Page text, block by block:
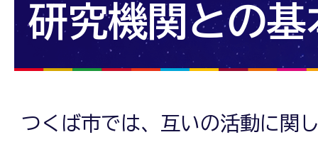
研究機関との基
つくば市では、互いの活動に関